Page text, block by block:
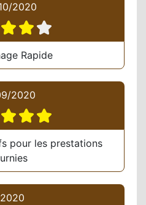
2020
Rapide
2020
pour les prestations